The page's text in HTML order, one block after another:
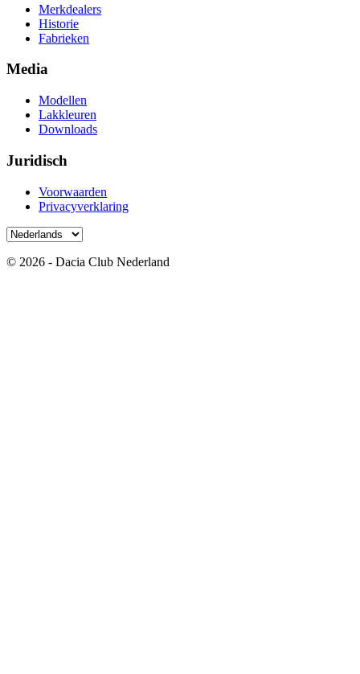
Merkdealers
Historie
Fabrieken
Media
Modellen
Lakkleuren
Downloads
Juridisch
Voorwaarden
Privacyverklaring
© 2026 - Dacia Club Nederland